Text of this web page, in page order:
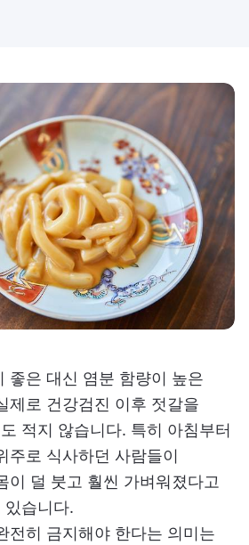
좋은 대신 염분 함량이 높은
제로 건강검진 이후 젓갈을
적지 않습니다. 특히 아침부터
주로 식사하던 사람들이
이 덜 붓고 훨씬 가벼워졌다고
있습니다.
전히 금지해야 한다는 의미는